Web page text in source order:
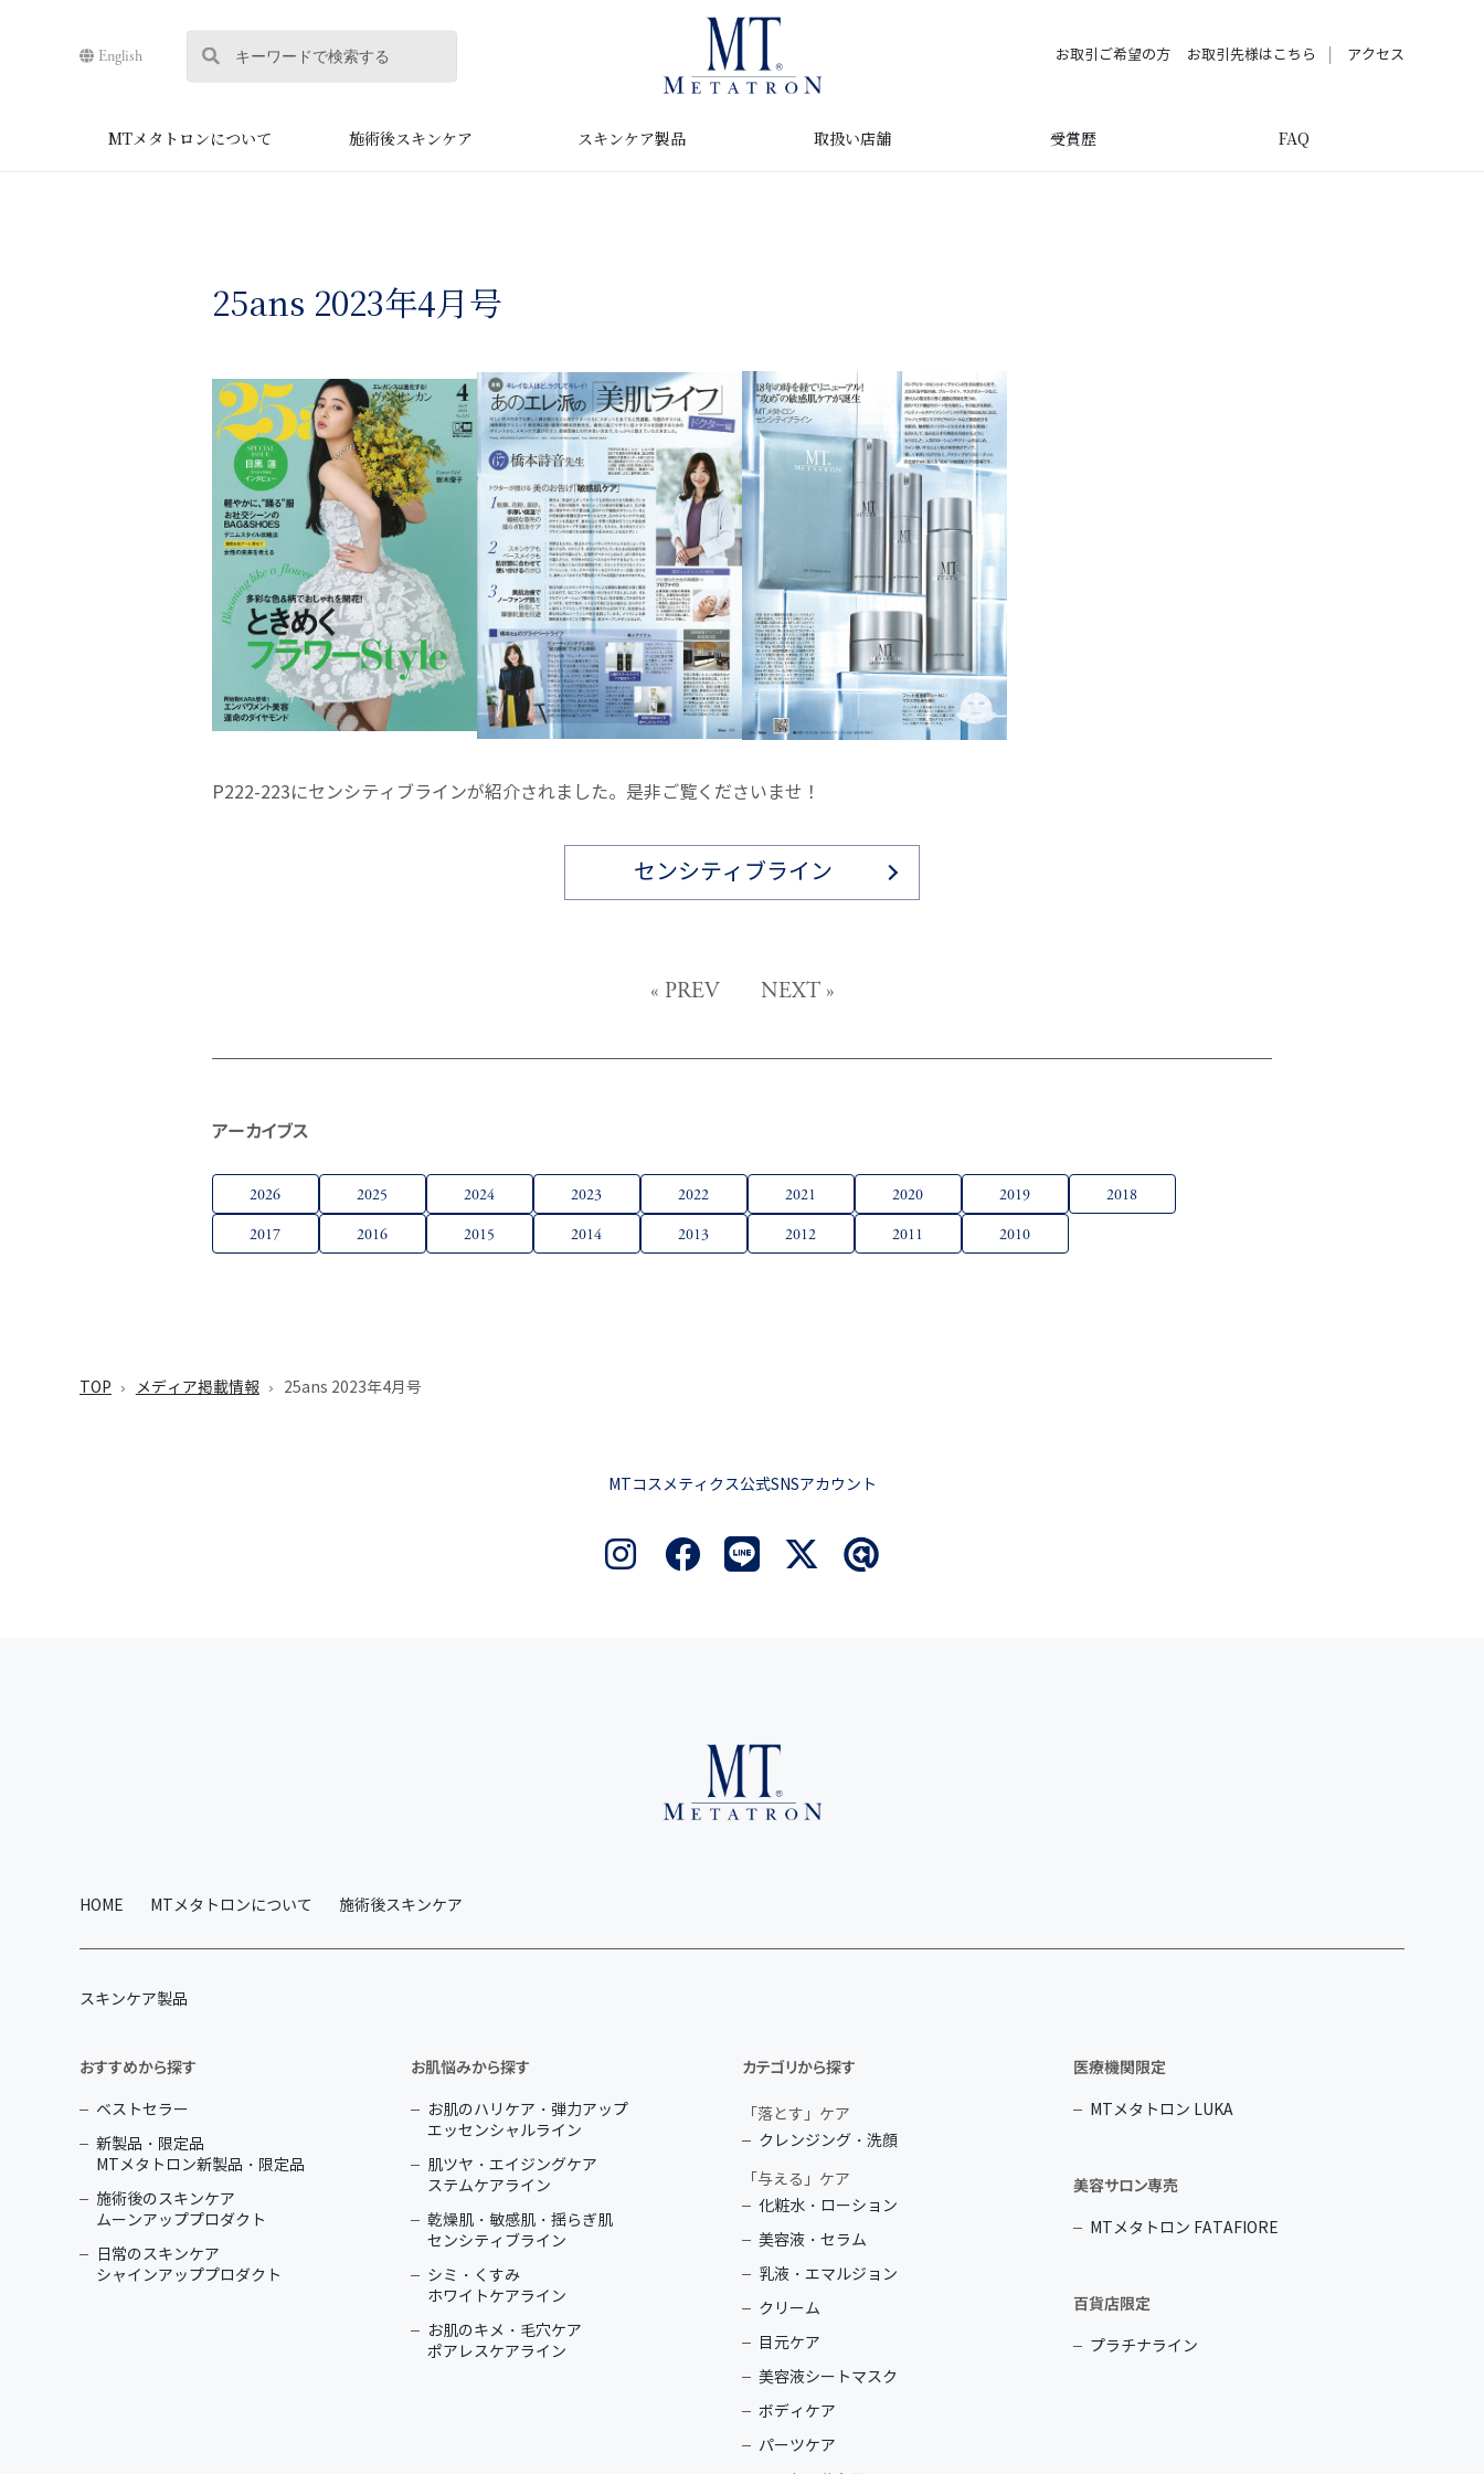
English お取引ご希望の方 お取引先様はこちら アクセス
MTメタトロンについて 施術後スキンケア スキンケア製品 取扱い店舗 受賞歴 FAQ
25ans 2023年4月号
P222-223にセンシティブラインが紹介されました。是非ご覧くださいませ！
センシティブライン
« PREV NEXT»
アーカイブス
2026 2025 2024 2023 2022 2021 2020 2019
2018
2017
2016 2015 2014 2013 2012 2011 2010
TOP メディア掲載情報 25ans 2023年4月号
MTコスメティクス公式SNSアカウント
HOME MTメタトロンについて 施術後スキンケア
スキンケア製品
おすすめから探す
ベストセラー
新製品・限定品
MTメタトロン新製品・限定品
施術後のスキンケア
ムーンアッププロダクト
日常のスキンケア
シャインアッププロダクト
お肌悩みから探す
お肌のハリケア・弾力アップ
エッセンシャルライン
肌ツヤ・エイジングケア
ステムケアライン
乾燥肌・敏感肌・揺らぎ肌
センシティブライン
シミ・くすみ
ホワイトケアライン
お肌のキメ・毛穴ケア
ポアレスケアライン
カテゴリから探す
「落とす」ケア
クレンジング・洗顔
「与える」ケア
化粧水・ローション
美容液・セラム
乳液・エマルジョン
クリーム
目元ケア
美容液シートマスク
ボディケア
パーツケア
医療機関限定
MTメタトロン LUKA
美容サロン専売
MTメタトロン FATAFIORE
百貨店限定
プラチナライン